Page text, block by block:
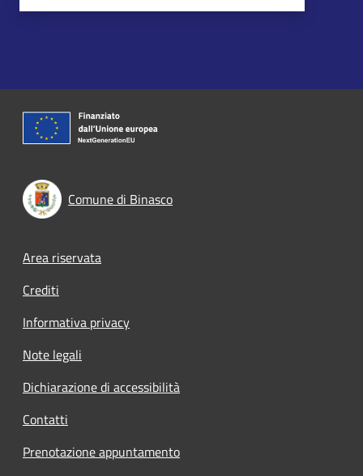
Comune di Binasco
Footer menu
Area riservata
Crediti
Informativa privacy
Note legali
Dichiarazione di accessibilità
Contatti
Prenotazione appuntamento